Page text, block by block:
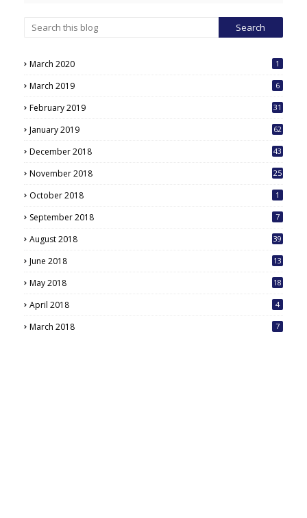
March 2020 1
March 2019 6
February 2019 31
January 2019 62
December 2018 43
November 2018 25
October 2018 1
September 2018 7
August 2018 39
June 2018 13
May 2018
18
April 2018 4
March 2018 7